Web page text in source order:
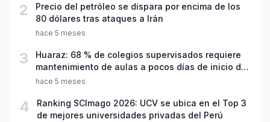
2
Precio del petróleo se dispara por encima de los
80 dólares tras ataques a Irán
hace 5 meses
3
Huaraz: 68 % de colegios supervisados requiere
mantenimiento de aulas a pocos días de inicio del
año escolar 2026
hace 5 meses
4
Ranking SCImago 2026: UCV se ubica en el Top 3
de mejores universidades privadas del Perú